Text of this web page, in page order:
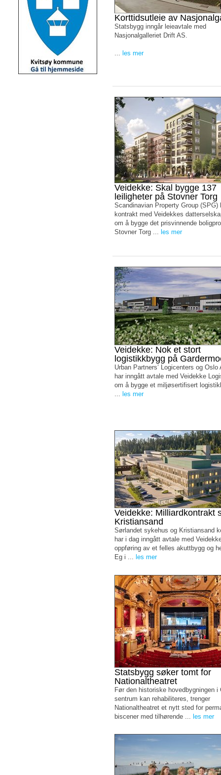
Korttidsutleie av
Statsbygg inngår leieavtale med
Nasjonalgalleriet Drift AS.
... les mer
Veidekke: Skal bygge 137
leiligheter på Stovner Torg
Scandinavian Property Group (SPG)
kontrakt med Veidekkes
om å bygge det prisvinnende
Stovner Torg ... les mer
Veidekke: Nok et stort
logistikkbygg på
Urban Partners’ Logicenters og Oslo
har inngått avtale med Veidekke
om å bygge et miljøsertifisert
... les mer
Veidekke: Milliardkontrakt
Kristiansand
Sørlandet sykehus og Kristiansand
har i dag inngått avtale med
oppføring av et felles akuttbygg og
Eg i ... les mer
Statsbygg søker tomt for
Nationaltheatret
Før den historiske hovedbygningen i
sentrum kan rehabiliteres, trenger
Nationaltheatret et nytt sted for
biscener med tilhørende ... les mer